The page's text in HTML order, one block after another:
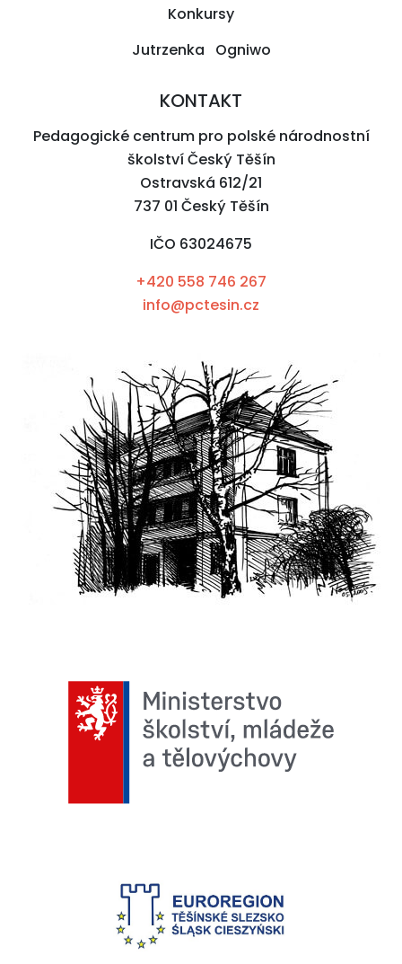
Konkursy
Jutrzenka Ogniwo
KONTAKT
Pedagogické centrum pro polské národnostní
školství Český Těšín
Ostravská 612/21
737 01 Český Těšín
IČO 63024675
+420 558 746 267
info@pctesin.cz